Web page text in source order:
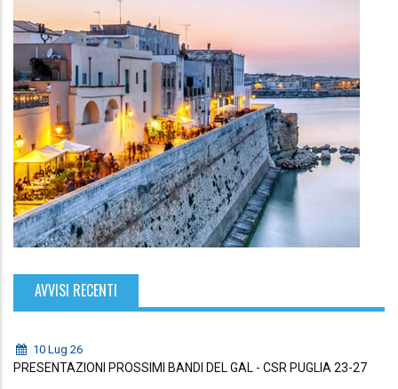
AVVISI RECENTI
10 Lug 26
PRESENTAZIONI PROSSIMI BANDI DEL GAL - CSR PUGLIA 23-27